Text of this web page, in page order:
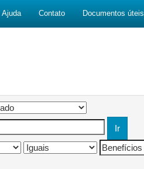
Ajuda Contato Documentos úteis